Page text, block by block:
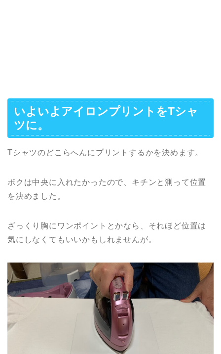
いよいよアイロンプリントをTシャ
ツに。
Tシャツのどこらへんにプリントするかを決めます。
ボクは中央に入れたかったので、キチンと測って位置
を決めました。
ざっくり胸にワンポイントとかなら、それほど位置は
気にしなくてもいいかもしれませんが。